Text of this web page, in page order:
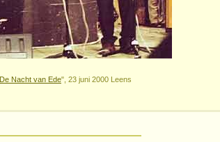
De Nacht van Ede", 23 juni 2000 Leens